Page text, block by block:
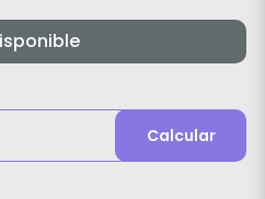
Calcular